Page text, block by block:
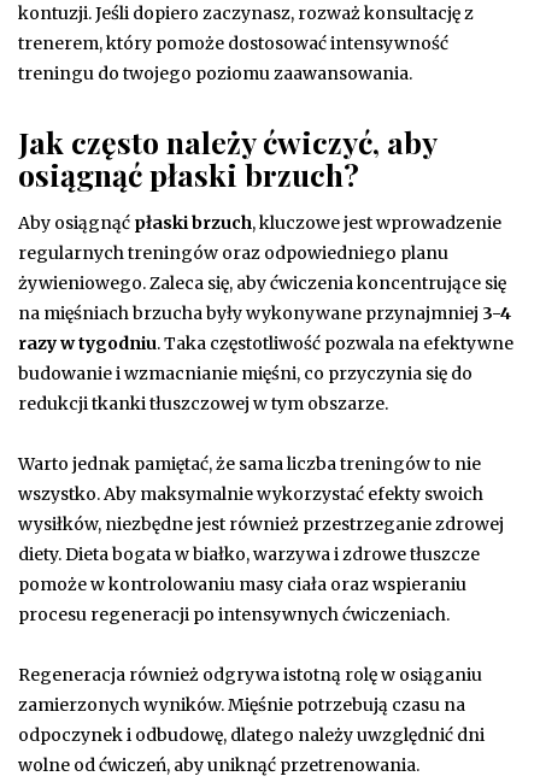
kontuzji. Jeśli dopiero zaczynasz, rozważ konsultację z
trenerem, który pomoże dostosować intensywność
treningu do twojego poziomu zaawansowania.
Jak często należy ćwiczyć, aby
osiągnąć płaski brzuch?
Aby osiągnąć płaski brzuch, kluczowe jest wprowadzenie
regularnych treningów oraz odpowiedniego planu
żywieniowego. Zaleca się, aby ćwiczenia koncentrujące się
na mięśniach brzucha były wykonywane przynajmniej 3-4
razy w tygodniu. Taka częstotliwość pozwala na efektywne
budowanie i wzmacnianie mięśni, co przyczynia się do
redukcji tkanki tłuszczowej w tym obszarze.
Warto jednak pamiętać, że sama liczba treningów to nie
wszystko. Aby maksymalnie wykorzystać efekty swoich
wysiłków, niezbędne jest również przestrzeganie zdrowej
diety. Dieta bogata w białko, warzywa i zdrowe tłuszcze
pomoże w kontrolowaniu masy ciała oraz wspieraniu
procesu regeneracji po intensywnych ćwiczeniach.
Regeneracja również odgrywa istotną rolę w osiąganiu
zamierzonych wyników. Mięśnie potrzebują czasu na
odpoczynek i odbudowę, dlatego należy uwzględnić dni
wolne od ćwiczeń, aby uniknąć przetrenowania.